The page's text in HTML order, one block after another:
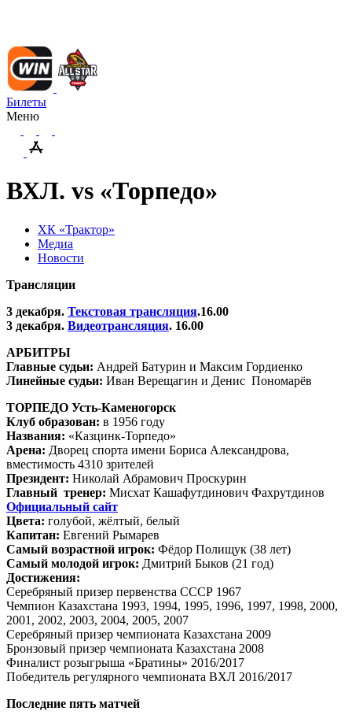
Билеты
Меню
ВХЛ. vs «Торпедо»
ХК «Трактор»
Медиа
Новости
Трансляции
3 декабря. Текстовая трансляция.16.00
3 декабря. Видеотрансляция. 16.00
АРБИТРЫ
Главные судьи: Андрей Батурин и Максим Гордиенко
Линейные судьи: Иван Верещагин и Денис Пономарёв
ТОРПЕДО Усть-Каменогорск
Клуб образован: в 1956 году
Названия: «Казцинк-Торпедо»
Арена: Дворец спорта имени Бориса Александрова,
вместимость 4310 зрителей
Президент: Николай Абрамович Проскурин
Главный тренер: Мисхат Кашафутдинович Фахрутдинов
Официальный сайт
Цвета: голубой, жёлтый, белый
Капитан: Евгений Рымарев
Самый возрастной игрок: Фёдор Полищук (38 лет)
Самый молодой игрок: Дмитрий Быков (21 год)
Достижения:
Серебряный призер первенства СССР 1967
Чемпион Казахстана 1993, 1994, 1995, 1996, 1997, 1998, 2000,
2001, 2002, 2003, 2004, 2005, 2007
Серебряный призер чемпионата Казахстана 2009
Бронзовый призер чемпионата Казахстана 2008
Финалист розыгрыша «Братины» 2016/2017
Победитель регулярного чемпионата ВХЛ 2016/2017
Последние пять матчей